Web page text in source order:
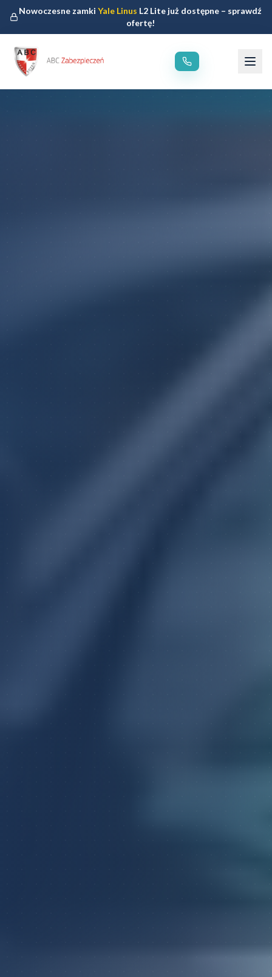
Nowoczesne zamkiYale Linus L2 Lite już dostępne – sprawdź
ofertę!